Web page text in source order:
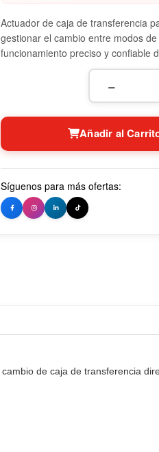
Actuador de caja de transferencia
gestionar el cambio entre modos
funcionamiento preciso y confiable
−
Añadir al
Síguenos para más ofertas: